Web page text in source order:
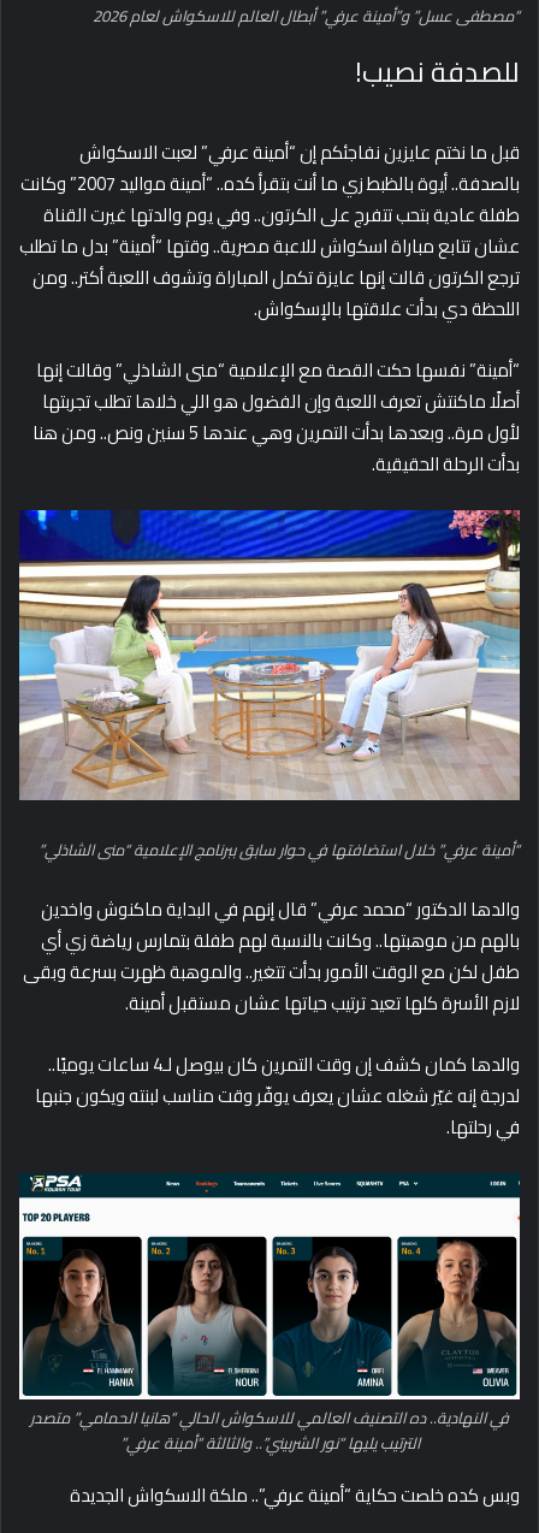
“مصطفى عسل” و”أمينة عرفي” أبطال العالم للاسكواش لعام 2026
للصدفة نصيب!
قبل ما نختم عايزين نفاجئكم إن “أمينة عرفي” لعبت الاسكواش
بالصدفة.. أيوة بالظبط زي ما أنت بتقرأ كده.. “أمينة مواليد 2007” وكانت
طفلة عادية بتحب تتفرج على الكرتون.. وفي يوم والدتها غيرت القناة
عشان تتابع مباراة اسكواش للاعبة مصرية.. وقتها “أمينة” بدل ما تطلب
ترجع الكرتون قالت إنها عايزة تكمل المباراة وتشوف اللعبة أكتر.. ومن
اللحظة دي بدأت علاقتها بالإسكواش.
“أمينة” نفسها حكت القصة مع الإعلامية “منى الشاذلي” وقالت إنها
أصلًا ماكنتش تعرف اللعبة وإن الفضول هو اللي خلاها تطلبتجربتها
لأول مرة.. وبعدها بدأت التمرين وهي عندها 5 سنين ونص.. ومن هنا
بدأت الرحلة الحقيقية.
“أمينة عرفي” خلال استضافتها في حوار سابق ببرنامج الإعلامية “منى الشاذلي”
والدها الدكتور “محمد عرفي” قال إنهم في البداية ماكنوش واخدين
بالهم من موهبتها.. وكانت بالنسبة لهم طفلة بتمارسرياضة زي أي
طفل لكن مع الوقت الأمور بدأت تتغير.. والموهبة ظهرت بسرعة وبقى
لازم الأسرة كلها تعيد ترتيب حياتها عشان مستقبل أمينة.
والدها كمان كشف إن وقت التمرين كان بيوصل لـ4 ساعات يوميًا..
لدرجة إنه غيّر شغله عشان يعرف يوفّر وقت مناسب لبنته ويكون جنبها
في رحلتها.
في النهادية.. ده التصنيف العالمي للاسكواش الحالي “هانيا الحمامي” متصدر
الترتيب يليها “نور الشربيني”.. والثالثة “أمينة عرفي”
وبس كده خلصت حكاية “أمينة عرفي”.. ملكة الاسكواش الجديدة